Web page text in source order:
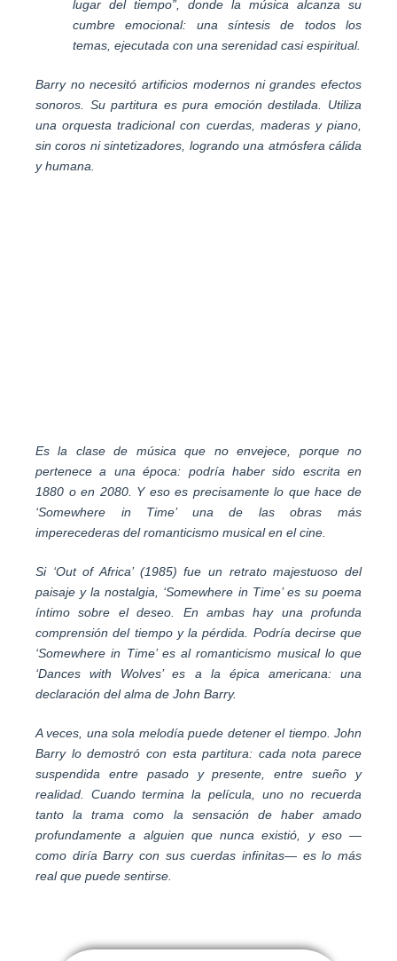
lugar del tiempo”, donde la música alcanza su
cumbre emocional: una síntesis de todos los
temas, ejecutada con una serenidad casi espiritual.
Barry no necesitó artificios modernos ni grandes efectos
sonoros. Su partitura es pura emoción destilada. Utiliza
una orquesta tradicional con cuerdas, maderas y piano,
sin coros ni sintetizadores, logrando una atmósfera cálida
y humana.
Es la clase de música que no envejece, porque no
pertenece a una época: podría haber sido escrita en
1880 o en 2080. Y eso es precisamente lo que hace de
‘Somewhere in Time’ una de las obras más
imperecederas del romanticismo musical en el cine.
Si ‘Out of Africa’ (1985) fue un retrato majestuoso del
paisaje y la nostalgia, ‘Somewhere in Time’ es su poema
íntimo sobre el deseo. En ambas hay una profunda
comprensión del tiempo y la pérdida. Podría decirse que
‘Somewhere in Time’ es al romanticismo musical lo que
‘Dances with Wolves’ es a la épica americana: una
declaración del alma de John Barry.
A veces, una sola melodía puede detener el tiempo. John
Barry lo demostró con esta partitura: cada nota parece
suspendida entre pasado y presente, entre sueño y
realidad. Cuando termina la película, uno no recuerda
tanto la trama como la sensación de haber amado
profundamente a alguien que nunca existió, y eso —
como diría Barry con sus cuerdas infinitas— es lo más
real que puede sentirse.